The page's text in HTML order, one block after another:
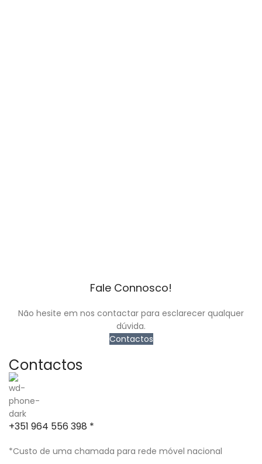
Fale Connosco!
Não hesite em nos contactar para esclarecer qualquer
dúvida.
Contactos
Contactos
+351 964 556 398 *
*Custo de uma chamada para rede móvel nacional